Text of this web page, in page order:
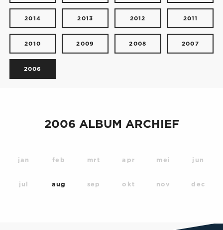
2014 2013 2012 2011
2010 2009 2008 2007
2006
2006 ALBUM ARCHIEF
jan feb mrt apr mei jun
jul aug sep okt nov dec